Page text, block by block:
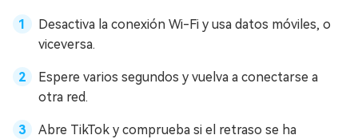
Desactiva la conexión Wi-Fi y usa datos móviles, o
viceversa.
Espere varios segundos y vuelva a conectarse a
otra red.
Abre TikTok y comprueba si el retraso se ha